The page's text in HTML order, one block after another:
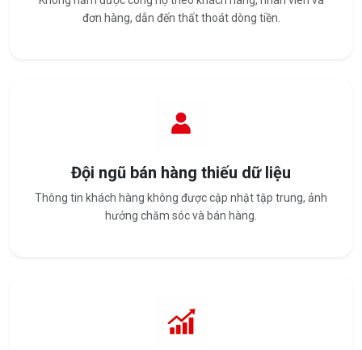
đơn hàng, dẫn đến thất thoát dòng tiền.
Đội ngũ bán hàng thiếu dữ liệu
Thông tin khách hàng không được cập nhật tập trung, ảnh
hưởng chăm sóc và bán hàng.